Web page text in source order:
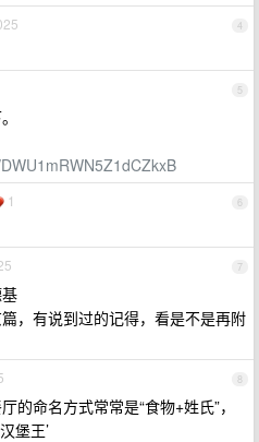
4
5
6
1
7
，有说到过的记得，看是不是再附
8
的命名方式常常是“食物+姓氏”，
堡王’